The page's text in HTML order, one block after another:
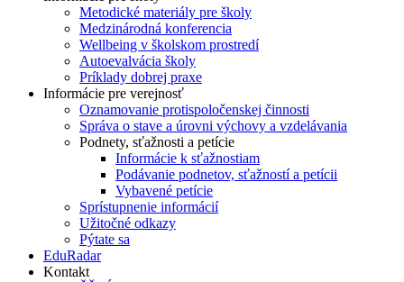
Metodické materiály pre školy
Medzinárodná konferencia
Wellbeing v školskom prostredí
Autoevalvácia školy
Príklady dobrej praxe
Informácie pre verejnosť
Oznamovanie protispoločenskej činnosti
Správa o stave a úrovni výchovy a vzdelávania
Podnety, sťažnosti a petície
Informácie k sťažnostiam
Podávanie podnetov, sťažností a petícii
Vybavené petície
Sprístupnenie informácií
Užitočné odkazy
Pýtate sa
EduRadar
Kontakt